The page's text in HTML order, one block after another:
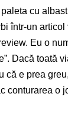
cu
într-un
Eu o
Dacă toată
că e prea
conturarea o